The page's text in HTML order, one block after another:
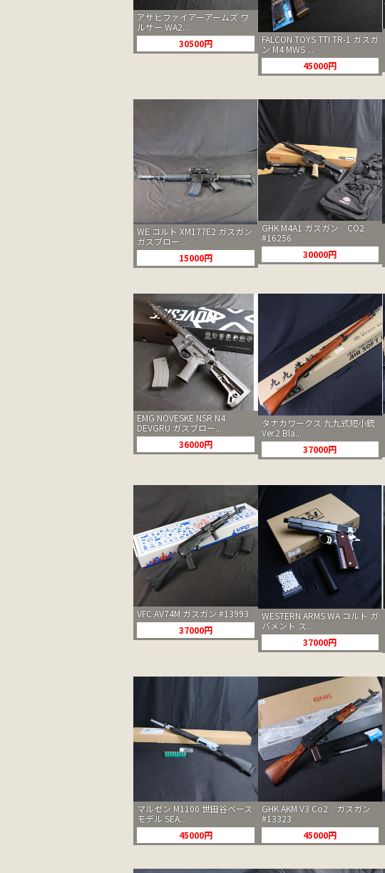
アサヒファイアーアームズ ワ
ルサー WA2...
30500円
FALCON TOYS TTI TR-1 ガスガ
ン M4 MWS ...
45000円
WE コルト XM177E2 ガスガン
ガスブロー...
15000円
GHK M4A1 ガスガン CO2
#16256
30000円
EMG NOVESKE NSR N4
DEVGRU ガスブロー...
36000円
タナカワークス 九九式短小銃
Ver.2 Bla...
37000円
VFC AV74M ガスガン #13993
37000円
WESTERN ARMS WA コルト ガ
バメント ス...
37000円
マルゼン M1100 世田谷ベース
モデル SEA...
45000円
GHK AKM V3 Co2 ガスガン
#13323
45000円